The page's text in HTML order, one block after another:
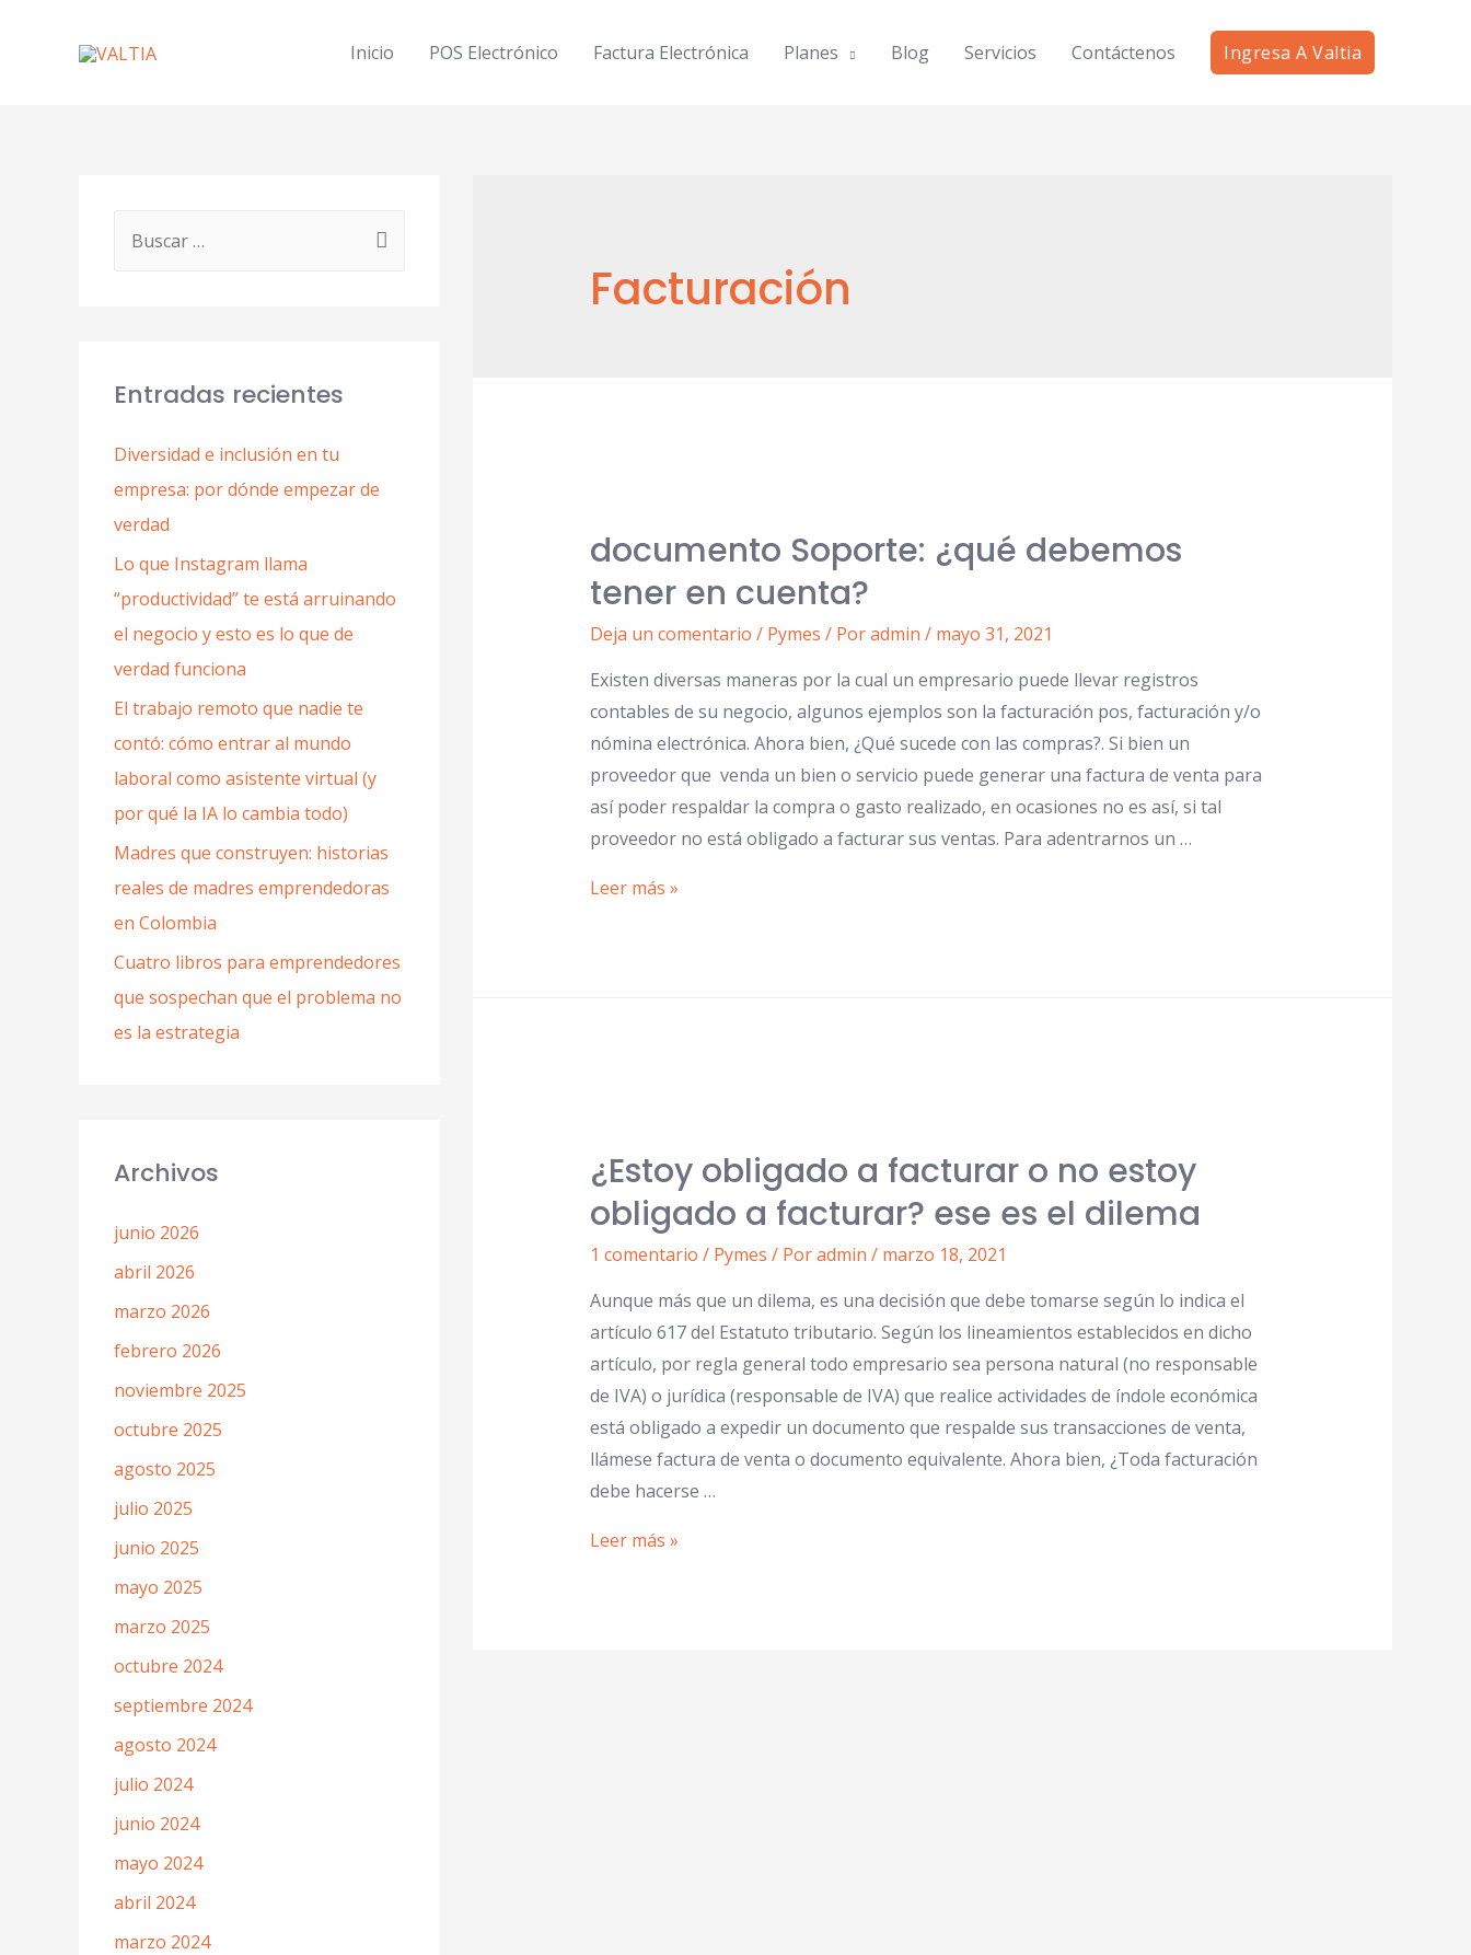
Inicio POS Electrónico Factura Electrónica Planes Blog Servicios Contáctenos Ingresa A Valtia
Entradas recientes
Diversidad e inclusión en tu
empresa: por dónde empezar de
verdad
Lo que Instagram llama
“productividad” te está arruinando
el negocio y esto es lo que de
verdad funciona
El trabajo remoto que nadie te
contó: cómo entrar al mundo
laboral como asistente virtual (y
por qué la IA lo cambia todo)
Madres que construyen: historias
reales de madres emprendedoras
en Colombia
Cuatro libros para emprendedores
que sospechan que el problema no
es la estrategia
Archivos
junio 2026
abril 2026
marzo 2026
febrero 2026
noviembre 2025
octubre 2025
agosto 2025
julio 2025
junio 2025
mayo 2025
marzo 2025
octubre 2024
septiembre 2024
agosto 2024
julio 2024
junio 2024
mayo 2024
abril 2024
marzo 2024
Facturación
documento Soporte: ¿qué debemos
tener en cuenta?
Deja un comentario / Pymes / Poradmin / mayo 31, 2021
Existen diversas maneras por la cual un empresario puede llevar registros
contables de su negocio, algunos ejemplos son la facturación pos, facturación y/o
nómina electrónica. Ahora bien, ¿Qué sucede con las compras?. Si bien un
proveedor que venda un bien o servicio puede generar una factura de venta para
así poder respaldar la compra o gasto realizado, en ocasiones no es así, si tal
proveedor no está obligado a facturar sus ventas. Para adentrarnos un …
Leer más »
¿Estoy obligado a facturar o no estoy
obligado a facturar? ese es el dilema
1 comentario / Pymes / Poradmin / marzo 18, 2021
Aunque más que un dilema, es una decisión que debe tomarse según lo indica el
artículo 617 del Estatuto tributario. Según los lineamientos establecidos en dicho
artículo, por regla general todo empresario sea persona natural (no responsable
de IVA) o jurídica (responsable de IVA) que realice actividades de índole económica
está obligado a expedir un documento que respalde sus transacciones de venta,
llámese factura de venta o documento equivalente. Ahora bien, ¿Toda facturación
debe hacerse …
Leer más »